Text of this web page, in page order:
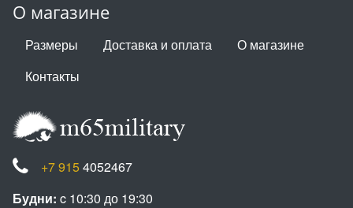
О магазине
Размеры Доставка и оплата
О магазине
Контакты
+7 915 4052467
Будни: c 10:30 до 19:30